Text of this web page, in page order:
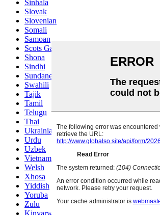
Sinhala
Slovak
Slovenian
Somali
Samoan
Scots Gaelic
Shona
Sindhi
Sundanese
Swahili
Tajik
Tamil
Telugu
Thai
Ukrainian
Urdu
Uzbek
Vietnamese
Welsh
Xhosa
Yiddish
Yoruba
Zulu